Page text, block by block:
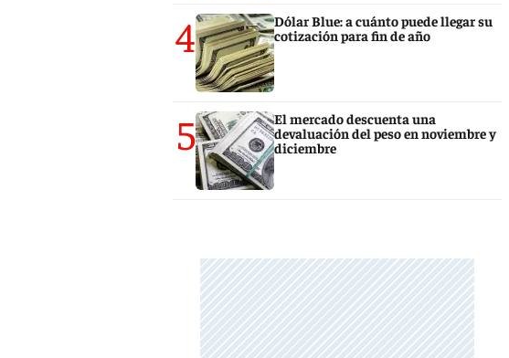
4
Dólar Blue: a cuánto puede llegar su
cotización para fin de año
5
El mercado descuenta una
devaluación del peso en noviembre y
diciembre